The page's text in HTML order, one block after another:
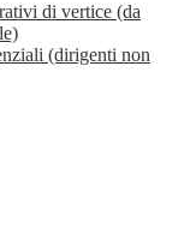
di vertice (da
(dirigenti non